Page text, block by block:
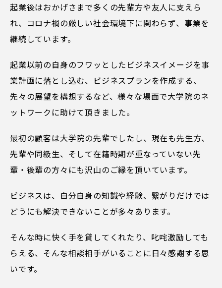
起業後はおかげさまで多くの先輩方や友人に支えら
れ、コロナ禍の厳しい社会環境下に関わらず、事業を
継続しています。
起業以前の自身のフワッとしたビジネスイメージを事
業計画に落とし込む、ビジネスプランを作成する、
先々の展望を構想するなど、様々な場面で大学院のネ
ットワークに助けて頂きました。
最初の顧客は大学院の先輩でしたし、現在も先生方、
先輩や同級生、そして在籍時期が重なっていない先
輩・後輩の方々にも沢山のご縁を頂いています。
ビジネスは、自分自身の知識や経験、繋がりだけでは
どうにも解決できないことが多々あります。
そんな時に快く手を貸してくれたり、叱咤激励しても
らえる、そんな相談相手がいることに日々感謝する思
いです。